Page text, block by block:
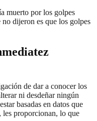
muerto por los golpes
dijeron es que los golpes
de dar a conocer los
ni desdeñar ningún
basadas en datos que
les proporcionan, lo que